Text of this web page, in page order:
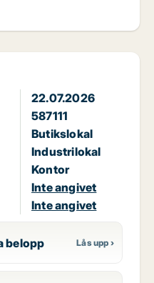
22.07.2026
587111
Butikslokal
Industrilokal
Kontor
Inte angivet
Inte angivet
belopp